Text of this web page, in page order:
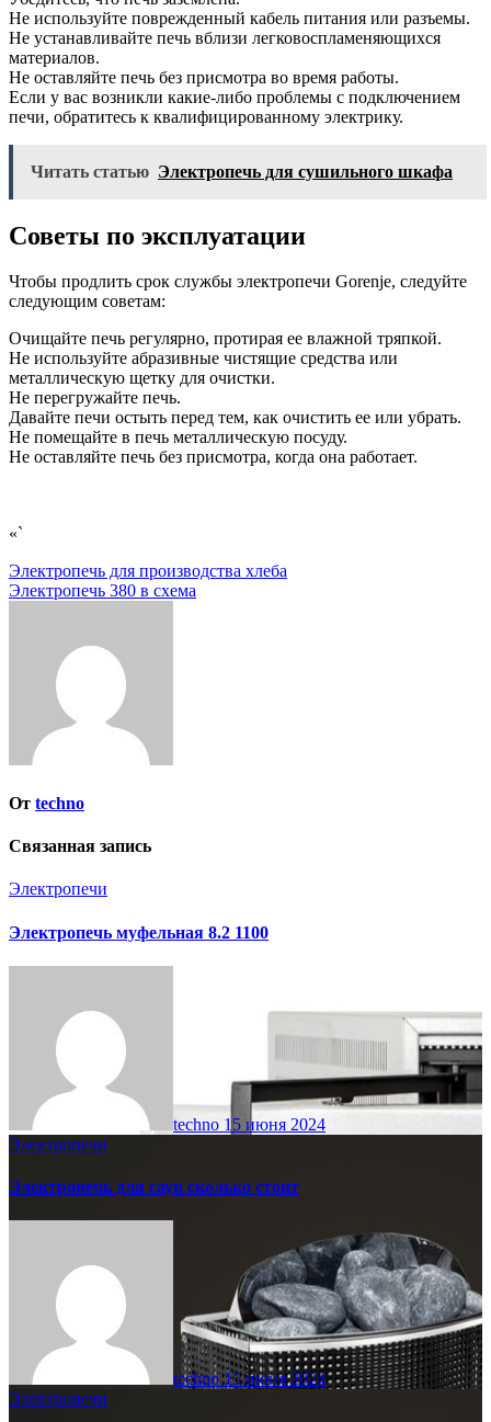
Не используйте поврежденный кабель питания или разъемы.
Не устанавливайте печь вблизи легковоспламеняющихся
материалов.
Не оставляйте печь без присмотра во время работы.
Если у вас возникли какие-либо проблемы с подключением
печи, обратитесь к квалифицированному электрику.
Читать статью Электропечь для сушильного шкафа
Советы по эксплуатации
Чтобы продлить срок службы электропечи Gorenje, следуйте
следующим советам:
Очищайте печь регулярно, протирая ее влажной тряпкой.
Не используйте абразивные чистящие средства или
металлическую щетку для очистки.
Не перегружайте печь.
Давайте печи остыть перед тем, как очистить ее или убрать.
Не помещайте в печь металлическую посуду.
Не оставляйте печь без присмотра, когда она работает.
«`
Навигация
по
Электропечь для производства хлеба
Электропечь 380 в схема
От techno
Связанная запись
Электропечи
Электропечь муфельная 8.2 1100
techno 15 июня 2024
Электропечи
Электропечь для саун сколько стоит
techno15 июня 2024
Электропечи